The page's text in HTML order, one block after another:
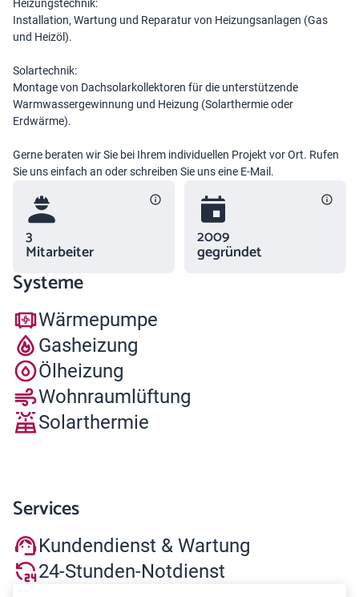
Heizungstechnik:
Installation, Wartung und Reparatur von Heizungsanlagen (Gas
und Heizöl).
Solartechnik:
Montage von Dachsolarkollektoren für die unterstützende
Warmwassergewinnung und Heizung (Solarthermie oder
Erdwärme).
Gerne beraten wir Sie bei Ihrem individuellen Projekt vor Ort. Rufen
Sie uns einfach an oder schreiben Sie uns eine E-Mail.
3
Mitarbeiter
2009
gegründet
Systeme
Wärmepumpe
Gasheizung
Ölheizung
Wohnraumlüftung
Solarthermie
Services
Kundendienst & Wartung
24-Stunden-Notdienst